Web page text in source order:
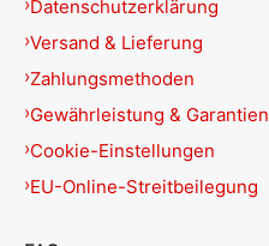
Datenschutzerklärung
Versand & Lieferung
Zahlungsmethoden
Gewährleistung & Garantien
Cookie-Einstellungen
EU-Online-Streitbeilegung